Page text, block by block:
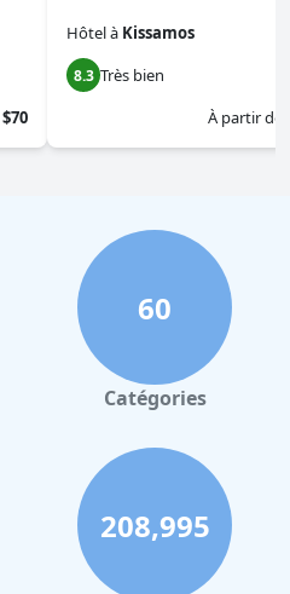
$70
Hôtelà Kissamos
8.3 Très bien
À partir de
60
Catégories
208,995